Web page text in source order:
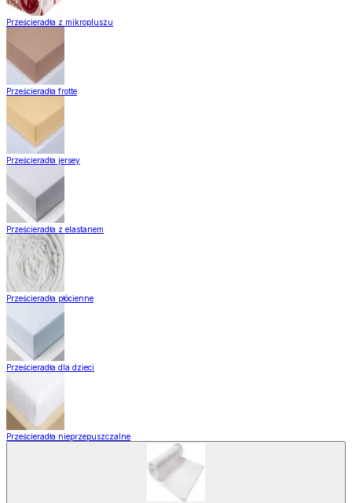
Prześcieradła z mikropluszu
Prześcieradła frotte
Prześcieradła jersey
Prześcieradła z elastanem
Prześcieradła płócienne
Prześcieradła dla dzieci
Prześcieradła nieprzepuszczalne